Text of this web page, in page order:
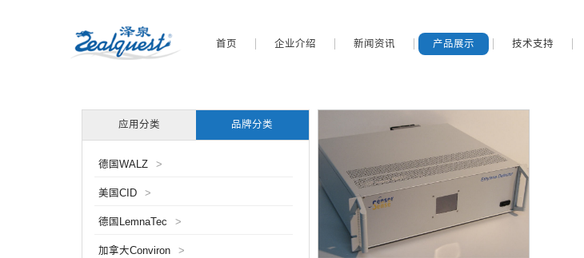
首页 企业介绍 新闻资讯 产品展示 技术支持
应用分类 品牌分类
德国WALZ >
美国CID >
德国LemnaTec >
加拿大Conviron >